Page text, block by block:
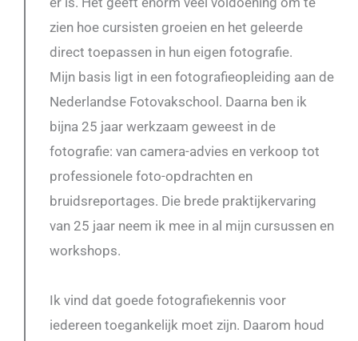
zien hoe cursisten groeien en het geleerde
direct toepassen in hun eigen fotografie.
Mijn basis ligt in een fotografieopleiding aan de
Nederlandse Fotovakschool. Daarna ben ik
bijna 25 jaar werkzaam geweest in de
fotografie: van camera-advies en verkoop tot
professionele foto-opdrachten en
bruidsreportages. Die brede praktijkervaring
van 25 jaar neem ik mee in al mijn cursussen en
workshops.
Ik vind dat goede fotografiekennis voor
iedereen toegankelijk moet zijn. Daarom houd